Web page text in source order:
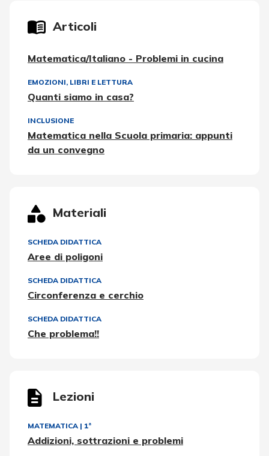
Articoli
Matematica/Italiano - Problemi in cucina
EMOZIONI, LIBRI E LETTURA
Quanti siamo in casa?
INCLUSIONE
Matematica nella Scuola primaria: appunti
da un convegno
Materiali
SCHEDA DIDATTICA
Aree di poligoni
SCHEDA DIDATTICA
Circonferenza e cerchio
SCHEDA DIDATTICA
Che problema!!
Lezioni
MATEMATICA | 1ª
Addizioni, sottrazioni e problemi